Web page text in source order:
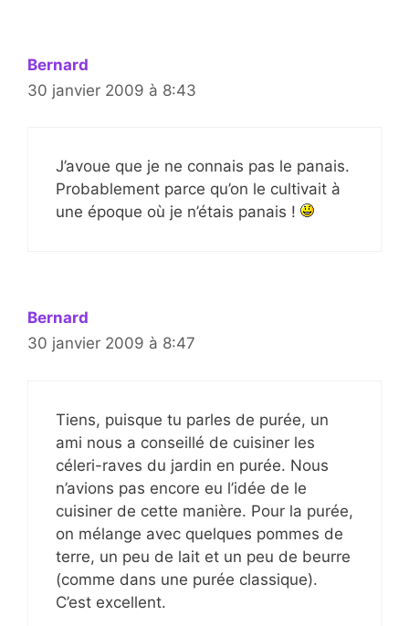
Bernard
30 janvier 2009 à 8:43
J’avoue que je ne connais pas le panais.
Probablement parce qu’on le cultivait à
une époque où je n’étais panais !
Bernard
30 janvier 2009 à 8:47
Tiens, puisque tu parles de purée, un
ami nous a conseillé de cuisiner les
céleri-raves du jardin en purée. Nous
n’avions pas encore eu l’idée de le
cuisiner de cette manière. Pour la purée,
on mélange avec quelques pommes de
terre, un peu de lait et un peu de beurre
(comme dans une purée classique).
C’est excellent.